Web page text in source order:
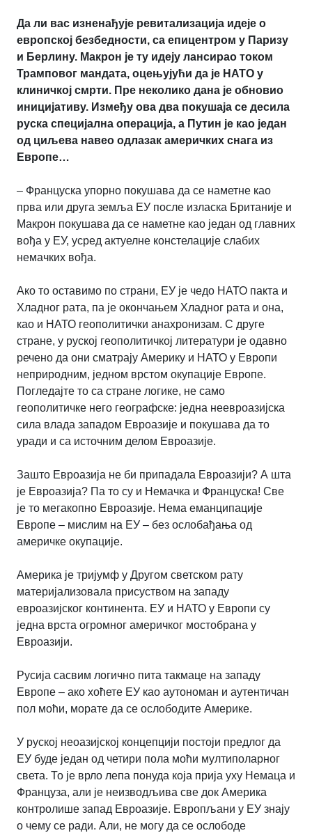
Да ли вас изненађује ревитализација идеје о
европској безбедности, са епицентром у Паризу
и Берлину. Макрон је ту идеју лансирао током
Трамповог мандата, оцењујући да је НАТО у
клиничкој смрти. Пре неколико дана је обновио
иницијативу. Између ова два покушаја се десила
руска специјална операција, а Путин је као један
од циљева навео одлазак америчких снага из
Европе…
– Француска упорно покушава да се наметне као
прва или друга земља ЕУ после изласка Британије и
Макрон покушава да се наметне као један од главних
вођа у ЕУ, усред актуелне констелације слабих
немачких вођа.
Ако то оставимо по страни, ЕУ је чедо НАТО пакта и
Хладног рата, па је окончањем Хладног рата и она,
као и НАТО геополитички анахронизам. С друге
стране, у руској геополитичкој литератури је одавно
речено да они сматрају Америку и НАТО у Европи
неприродним, једном врстом окупације Европе.
Погледајте то са стране логике, не само
геополитичке него географске: једна неевроазијска
сила влада западом Евроазије и покушава да то
уради и са источним делом Евроазије.
Зашто Евроазија не би припадала Евроазији? А шта
је Евроазија? Па то су и Немачка и Француска! Све
је то мегакопно Евроазије. Нема еманципације
Европе – мислим на ЕУ – без ослобађања од
америчке окупације.
Америка је тријумф у Другом светском рату
материјализовала присуством на западу
евроазијског континента. ЕУ и НАТО у Европи су
једна врста огромног америчког мостобрана у
Евроазији.
Русија сасвим логично пита такмаце на западу
Европе – ако хоћете ЕУ као аутономан и аутентичан
пол моћи, морате да се ослободите Америке.
У руској неоазијској концепцији постоји предлог да
ЕУ буде један од четири пола моћи мултиполарног
света. То је врло лепа понуда која прија уху Немаца и
Француза, али је неизводљива све док Америка
контролише запад Евроазије. Европљани у ЕУ знају
о чему се ради. Али, не могу да се ослободе